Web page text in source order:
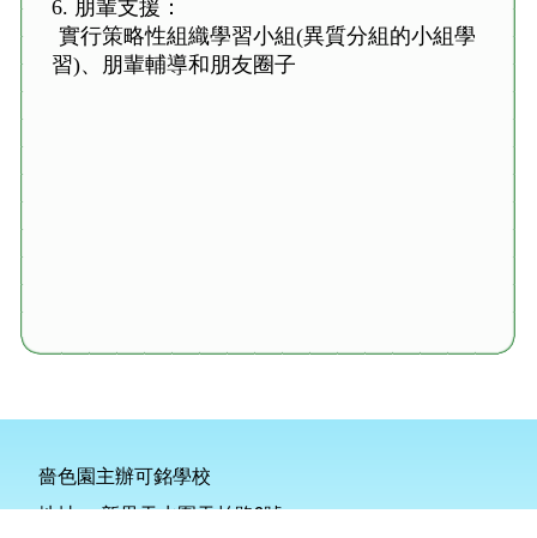
6. 朋輩支援：
實行策略性組織學習小組(異質分組的小組學
習)、朋輩輔導和朋友圈子
嗇色園主辦可銘學校
地址： 新界天水圍天柏路2號